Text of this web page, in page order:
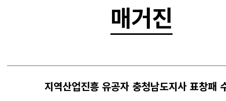
매거진
지역산업진흥 유공자 충청남도지사 표창패